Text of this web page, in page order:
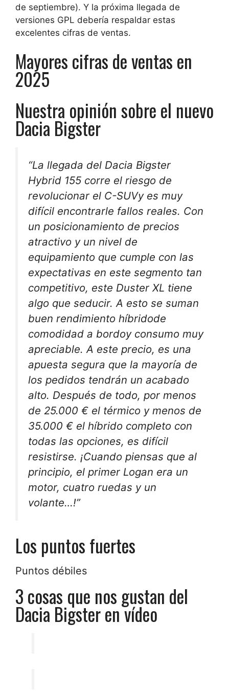
de septiembre). Y la próxima llegada de
versiones GPL debería respaldar estas
excelentes cifras de ventas.
Mayores cifras de ventas en
2025
Nuestra opinión sobre el nuevo
Dacia Bigster
“La llegada del Dacia Bigster
Hybrid 155 corre el riesgo de
revolucionar el C-SUVy es muy
difícil encontrarle fallos reales. Con
un posicionamiento de precios
atractivo y un nivel de
equipamiento que cumple con las
expectativas en este segmento tan
competitivo, este Duster XL tiene
algo que seducir. A esto se suman
buen rendimiento híbridode
comodidad a bordoy consumo muy
apreciable. A este precio, es una
apuesta segura que la mayoría de
los pedidos tendrán un acabado
alto. Después de todo, por menos
de 25.000 € el térmico y menos de
35.000 € el híbrido completo con
todas las opciones, es difícil
resistirse. ¡Cuando piensas que al
principio, el primer Logan era un
motor, cuatro ruedas y un
volante…!”
Los puntos fuertes
Puntos débiles
3 cosas que nos gustan del
Dacia Bigster en vídeo